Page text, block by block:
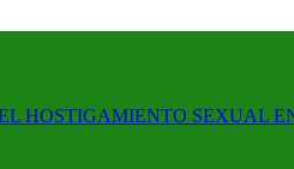
HOSTIGAMIENTO SEXUAL